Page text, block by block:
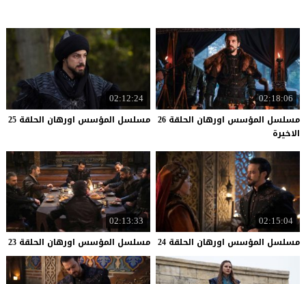
02:18:06
مسلسل المؤسس اورهان الحلقة 26
الاخيرة
02:12:24
مسلسل المؤسس اورهان الحلقة 25
02:15:04
مسلسل المؤسس اورهان الحلقة 24
02:13:33
مسلسل المؤسس اورهان الحلقة 23